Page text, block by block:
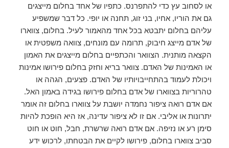
או לסחוב עץ כדי להתפרנס. כתפיו של אחד בחלום מייצגים
גם את הוריו, אחיו, בני זוג, תחנה או יופי. כל דבר שמשפיע
עליהם בחלום יתבטא בכל אחד מהאמור לעיל. בחלום, צווארו
של אדם מייצג חיבוק, תרומה עם מונחים, צוואה משפטית או
הקצאה מותנית. הצוואר והכתפיים בחלום מייצגים את האמון
או האמינות של האדם. צוואר בריא וחזק בחלום פירושו אמינות
ויכולת לעמוד בהתחייבויותיו של האדם. פצעים, הגהה או
טהרוריות בצווארו של אדם בחלום פירושו בגידה באמון האל.
אם אדם רואה ציפור נחמדה יושבת על צווארו בחלום זה אומר
יתרונות או אליבי. אם זו לא ציפור עדינה, אז היא הופכת להיות
סימן רע או נזיפה. אם אדם רואה שרשרת, חבל, חוט או חוט
סביב צווארו בחלום, פירושו לקיים את הבטחתו, לרכוש ידע